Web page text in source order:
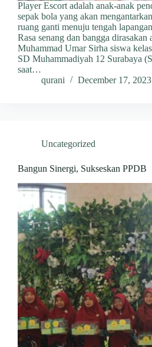
Player Escort adalah anak-anak
sepak bola yang akan
ruang ganti menuju tengah
Rasa senang dan bangga dirasakan
Muhammad Umar Sirha siswa
SD Muhammadiyah 12 Surabaya
saat…
qurani
December 17, 2023
Uncategorized
Bangun Sinergi, Sukseskan PPDB